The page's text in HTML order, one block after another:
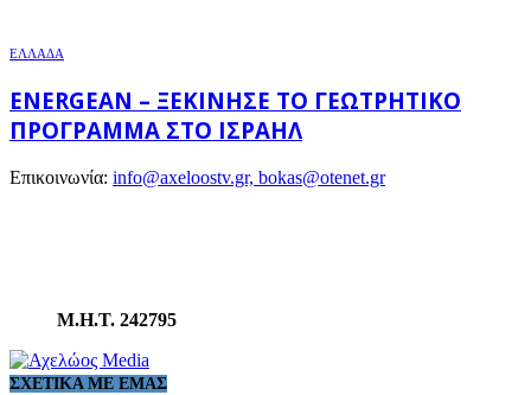
ΕΛΛΑΔΑ
ENERGEAN – ΞΕΚΊΝΗΣΕ ΤΟ ΓΕΩΤΡΗΤΙΚΌ
ΠΡΌΓΡΑΜΜΑ ΣΤΟ ΙΣΡΑΉΛ
Επικοινωνία: info@axeloostv.gr, bokas@otenet.gr
Μ.Η.Τ. 242795
ΣΧΕΤΙΚΆ ΜΕ ΕΜΆΣ